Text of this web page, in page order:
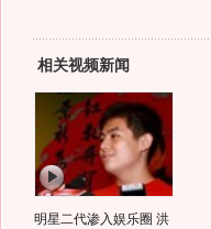
相关视频新闻
明星二代渗入娱乐圈 洪